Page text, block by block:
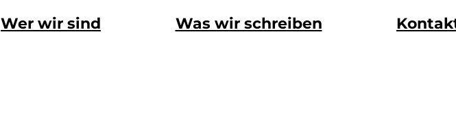
Wer wir sind Was wir schreiben